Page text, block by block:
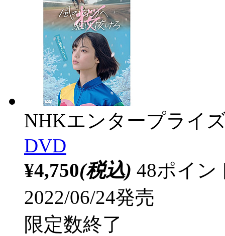
NHKエンタープライ
DVD
¥4,750(税込) 48ポイ
2022/06/24発売
限定数終了